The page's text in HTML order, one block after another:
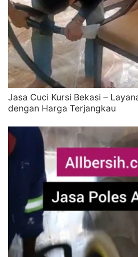
Jasa Cuci Kursi Bekasi –
dengan Harga Terjangkau